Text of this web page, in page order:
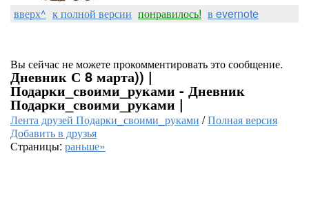
вверх^ к полной версии понравилось! в evernote
Вы сейчас не можете прокомментировать это сообщение.
Дневник С 8 марта)) |
Подарки_своими_руками - Дневник
Подарки_своими_руками |
Лента друзей Подарки_своими_руками /Полная версия
Добавить в друзья
Страницы: раньше»